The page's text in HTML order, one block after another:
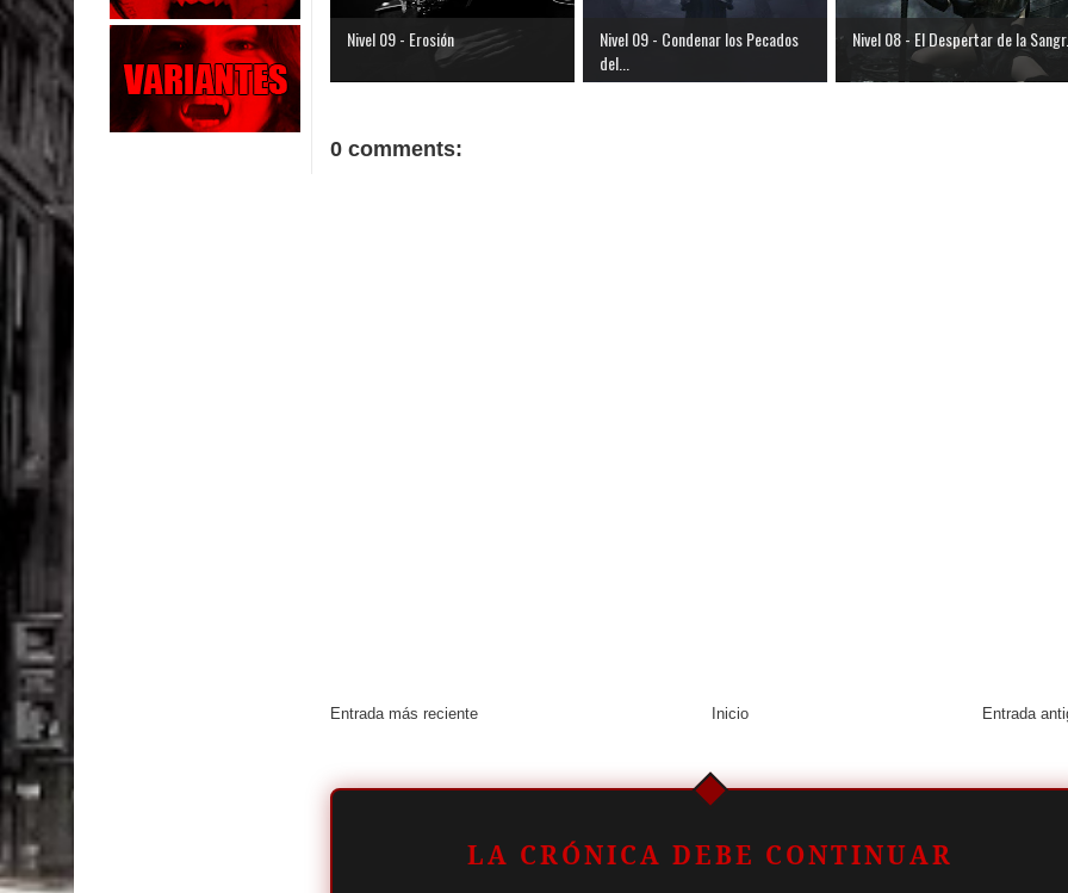
Nivel 09 - Erosión
Nivel 09 - Condenar los Pecados
del...
Nivel 08 - El Despertar de la
0 comments:
Entrada más reciente Entrada
Inicio
LA CRÓNICA DEBE CONTINUAR